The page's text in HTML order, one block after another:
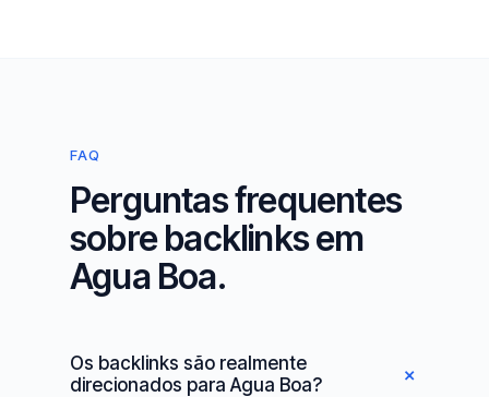
FAQ
Perguntas frequentes
sobre backlinks em
Agua Boa.
Os backlinks são realmente
direcionados para Agua Boa?